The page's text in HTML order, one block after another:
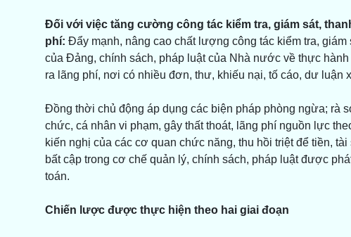
Đối với việc tăng cường công tác kiểm tra, giám sát,
phí: Đẩy mạnh, nâng cao chất lượng công tác kiểm tra,
của Đảng, chính sách, pháp luật của Nhà nước về thực
ra lãng phí, nơi có nhiều đơn, thư, khiếu nại, tố cáo, dư luận
Đồng thời chủ động áp dụng các biện pháp phòng ngừa; rà
chức, cá nhân vi phạm, gây thất thoát, lãng phí nguồn lực
kiến nghị của các cơ quan chức năng, thu hồi triệt để tiền,
bất cập trong cơ chế quản lý, chính sách, pháp luật được
toán.
Chiến lược được thực hiện theo hai giai đoạn